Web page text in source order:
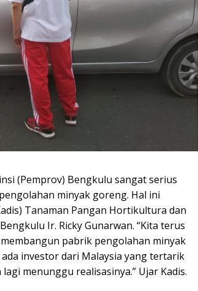
(Pemprov) Bengkulu sangat serius
minyak goreng. Hal ini
Tanaman Pangan Hortikultura dan
Ir. Ricky Gunarwan. “Kita terus
pabrik pengolahan minyak
investor dari Malaysia yang tertarik
menunggu realisasinya.” Ujar Kadis.